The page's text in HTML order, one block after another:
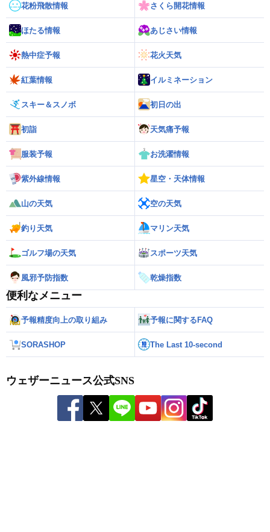
花粉飛散情報 さくら開花情報
ほたる情報 あじさい情報
熱中症予報 花火天気
紅葉情報 イルミネーション
スキー＆スノボ 初日の出
初詣 天気痛予報
服装予報 お洗濯情報
紫外線情報 星空・天体情報
山の天気 空の天気
釣り天気 マリン天気
ゴルフ場の天気 スポーツ天気
風邪予防指数 乾燥指数
便利なメニュー
予報精度向上の取り組み 予報に関するFAQ
SORASHOP The Last 10-second
ウェザーニュース公式SNS